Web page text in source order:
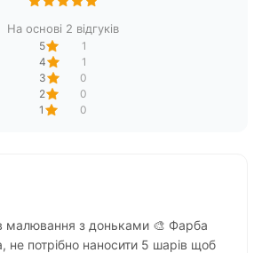
На основі 2 відгуків
5
1
4
1
3
0
2
0
1
0
малювання з доньками 🎨 Фарба
не потрібно наносити 5 шарів щоб